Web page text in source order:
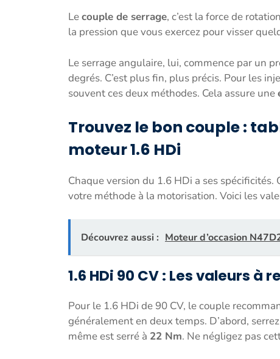
Lecouple de serrage, c’est la force de
la pression que vous exercez pour visser
Le serrage angulaire, lui, commence par un
degrés. C’est plus fin, plus précis. Pour les
souvent ces deux méthodes. Cela assure une
Trouvez le bon couple :
moteur 1.6 HDi
Chaque version du 1.6 HDi a ses
votre méthode à la motorisation. Voici les
Découvrez aussi : Moteur d’occasion
1.6 HDi 90 CV : Les valeurs à
Pour le 1.6 HDi de 90 CV, le couple
généralement en deux temps. D’abord,
même est serré à 22 Nm. Ne négligez pas